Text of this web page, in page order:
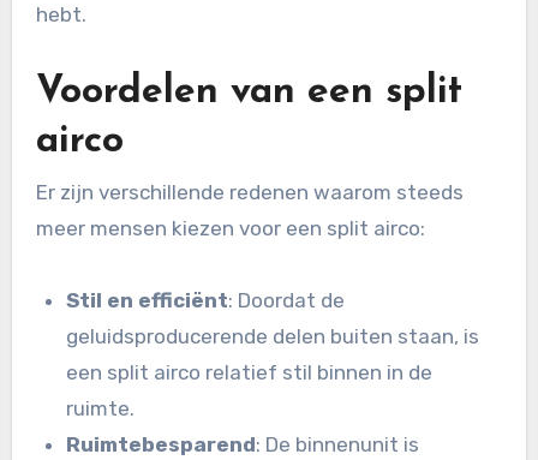
hebt.
Voordelen van een split
airco
Er zijn verschillende redenen waarom steeds
meer mensen kiezen voor een split airco:
Stil en efficiënt: Doordat de
geluidsproducerende delen buiten staan, is
een split airco relatief stil binnen in de
ruimte.
Ruimtebesparend: De binnenunit is